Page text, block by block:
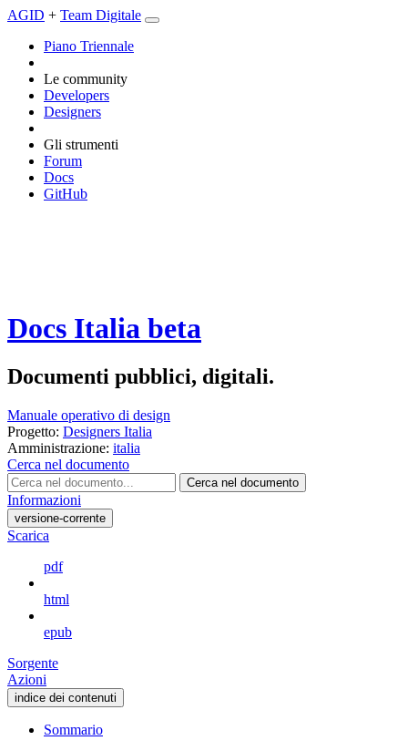
AGID + Team Digitale
Piano Triennale
Le community
Developers
Designers
Gli strumenti
Forum
Docs
GitHub
Docs Italia beta
Documenti pubblici, digitali.
Manuale operativo di design
Progetto: Designers Italia
Amministrazione: italia
Cerca nel documento
Cerca nel documento
Informazioni
versione-corrente
Scarica
pdf
html
epub
Sorgente
Azioni
indice dei contenuti
Sommario